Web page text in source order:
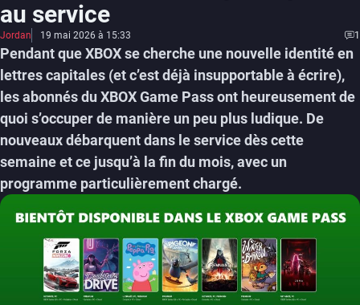
au service
Jordan 19 mai 2026 à 15:33 1
Pendant que XBOX se cherche une nouvelle identité en
lettres capitales (et c’est déjà insupportable à écrire),
les abonnés du XBOX Game Pass ont heureusement de
quoi s’occuper de manière un peu plus ludique. De
nouveaux débarquent dans le service dès cette
semaine et ce jusqu’à la fin du mois, avec un
programme particulièrement chargé.